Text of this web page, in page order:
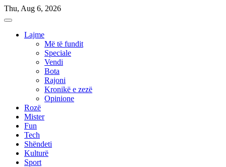
Skip
to
Thu, Aug 6, 2026
Lajme
Më të fundit
Speciale
Vendi
Bota
Rajoni
Kronikë e zezë
Opinione
Rozë
Mister
Fun
Tech
Shëndeti
Kulturë
Sport